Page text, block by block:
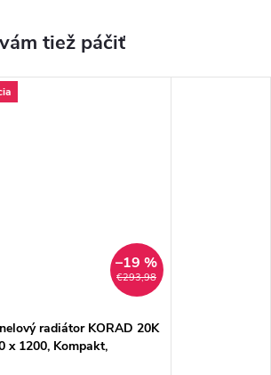
€293,98
–19 %
radiátor KORAD 20K
x 1200, Kompakt,